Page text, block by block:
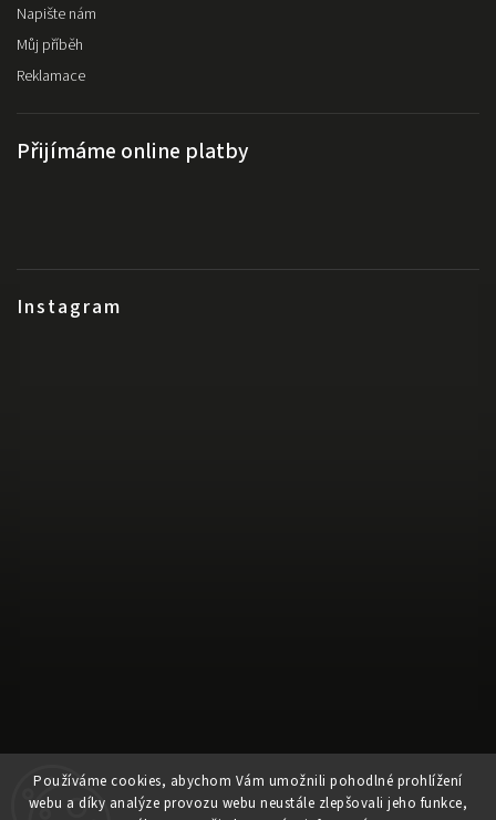
Používáme cookies, abychom Vám umožnili pohodlné prohlížení
webu a díky analýze provozu webu neustále zlepšovali jeho funkce,
Instagram
Sledovat na Instagramu
Napište nám
Můj příběh
Reklamace
Přijímáme online platby